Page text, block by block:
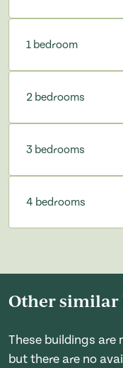
1 bedroom
2 bedrooms
3 bedrooms
4 bedrooms
Other
These buildings are
but there are no